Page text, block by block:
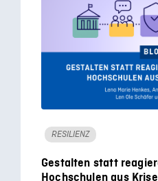
RESILIENZ
Gestalten statt
Hochschulen aus